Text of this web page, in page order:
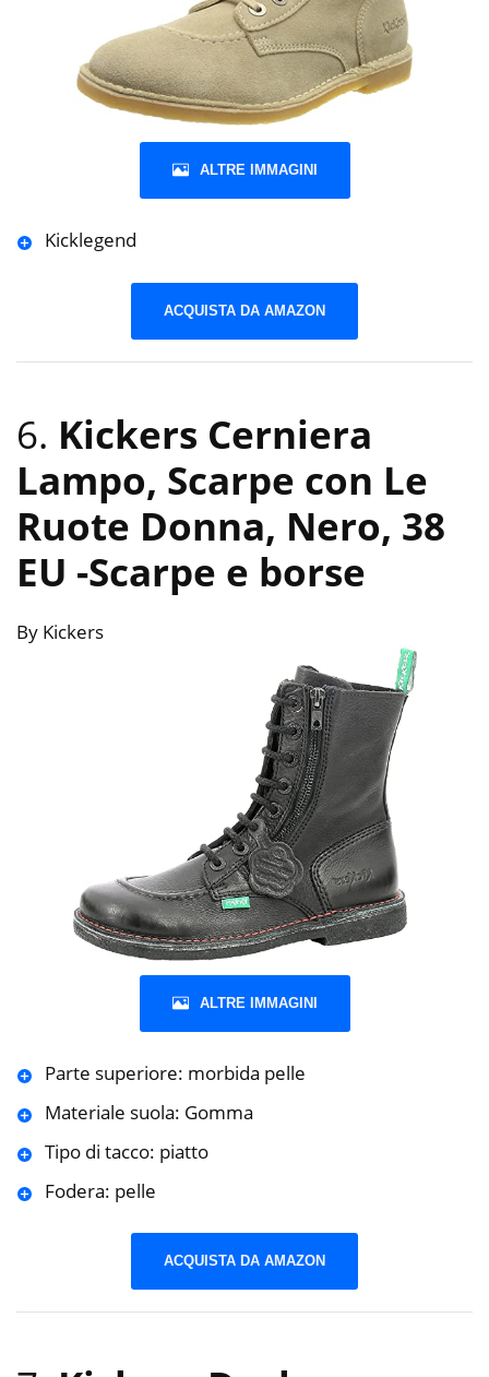
ALTRE IMMAGINI
Kicklegend
ACQUISTA DA AMAZON
6. Kickers Cerniera
Lampo, Scarpe con Le
Ruote Donna, Nero, 38
EU -Scarpe e borse
By Kickers
ALTRE IMMAGINI
Parte superiore: morbida pelle
Materiale suola: Gomma
Tipo di tacco: piatto
Fodera: pelle
ACQUISTA DA AMAZON